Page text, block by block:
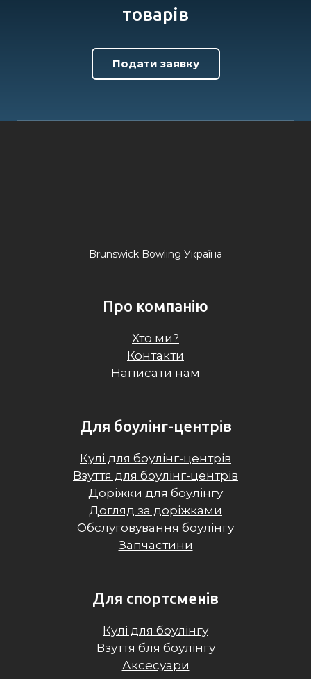
товарів
Подати заявку
Brunswick Bowling Україна
Про компанію
Хто ми?
Контакти
Написати нам
Для боулінг-центрів
Кулі для боулінг-центрів
Взуття для боулінг-центрів
Доріжки для боулінгу
Догляд за доріжками
Обслуговування боулінгу
Запчастини
Для спортсменів
Кулі для боулінгу
Взуття бля боулінгу
Аксесуари